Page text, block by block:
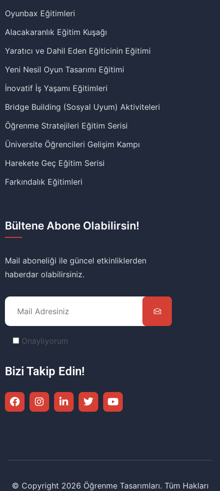
© Copyright 2026 Öğrenme Tasarımları. Tüm Hakları
Saklıdır.